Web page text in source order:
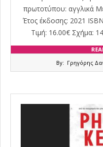
πρωτοτύπου: αγγλικά
Έτος έκδοσης: 2021
Τιμή: 16.00€ Σχήμα:
By: Γρηγόρης